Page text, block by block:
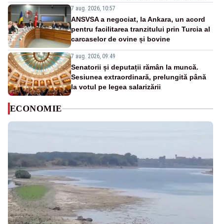
7 aug. 2026, 10:57
ANSVSA a negociat, la Ankara, un acord
pentru facilitarea tranzitului prin Turcia al
carcaselor de ovine și bovine
7 aug. 2026, 09:49
Senatorii și deputații rămân la muncă.
Sesiunea extraordinară, prelungită până
la votul pe legea salarizării
ECONOMIE